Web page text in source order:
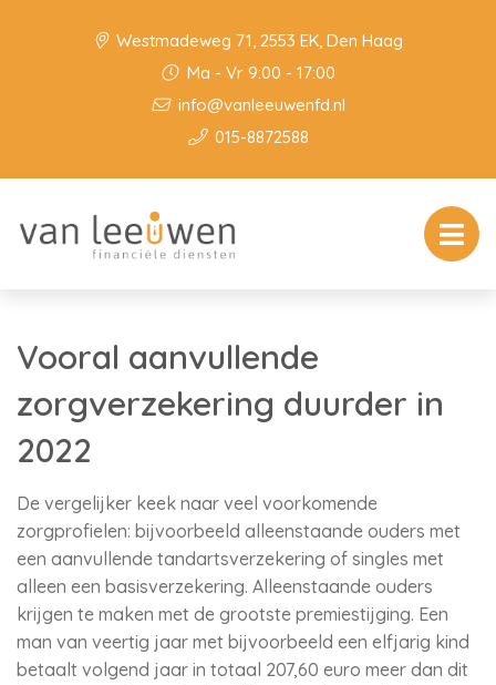
Westmadeweg 71, 2553 EK, Den Haag
Ma - Vr 9:00 - 17:00
info@vanleeuwenfd.nl
015-8872588
Vooral aanvullende
zorgverzekering duurder in
2022
De vergelijker keek naar veel voorkomende
zorgprofielen: bijvoorbeeld alleenstaande ouders met
een aanvullende tandartsverzekering of singles met
alleen een basisverzekering. Alleenstaande ouders
krijgen te maken met de grootste premiestijging. Een
man van veertig jaar met bijvoorbeeld een elfjarig kind
betaalt volgend jaar in totaal 207,60 euro meer dan dit